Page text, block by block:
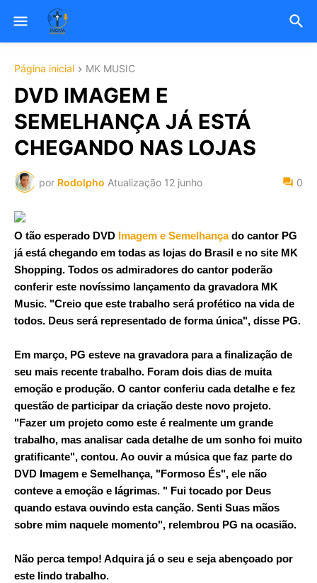
Página inicial MK MUSIC
DVD IMAGEM E
SEMELHANÇA JÁ ESTÁ
CHEGANDO NAS LOJAS
por Rodolpho Atualização 12 junho 0
O tão esperado DVD Imagem e Semelhançado cantor PG
já está chegando em todas as lojas do Brasil e no site MK
Shopping. Todos os admiradores do cantor poderão
conferir este novíssimo lançamento da gravadora MK
Music. "Creio que este trabalho será profético na vida de
todos. Deus será representado de forma única", disse PG.
Em março, PG esteve na gravadora para a finalização de
seu mais recente trabalho. Foram dois dias de muita
emoção e produção. O cantor conferiu cada detalhe e fez
questão de participar da criação deste novo projeto.
"Fazer um projeto como este é realmente um grande
trabalho, mas analisar cada detalhe de um sonho foi muito
gratificante", contou. Ao ouvir a música que faz parte do
DVD Imagem e Semelhança, "Formoso És", ele não
conteve a emoção e lágrimas. " Fui tocado por Deus
quando estava ouvindo esta canção. Senti Suas mãos
sobre mim naquele momento", relembrou PG na ocasião.
Não perca tempo! Adquira já o seu e seja abençoado por
este lindo trabalho.